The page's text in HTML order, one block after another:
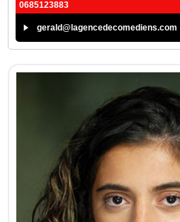
0685123883
gerald@lagencedecomediens.com